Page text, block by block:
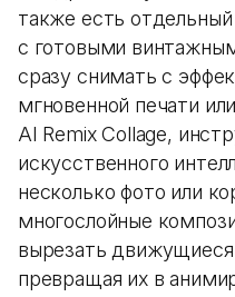
также есть
с готовыми
сразу снимать с
мгновенной печати
AI Remix Collage,
искусственного
несколько фото или
многослойные
вырезать
превращая их в